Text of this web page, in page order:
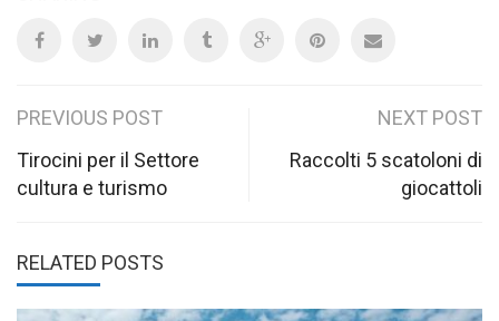
Post
navigation
PREVIOUS POST
Tirocini per il Settore
cultura e turismo
NEXT POST
Raccolti 5 scatoloni di
giocattoli
RELATED POSTS